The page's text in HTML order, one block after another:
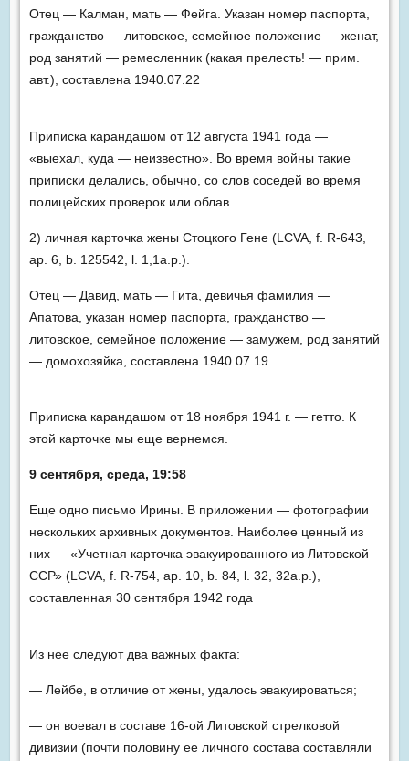
Отец — Калман, мать — Фейга. Указан номер паспорта,
гражданство — литовское, семейное положение — женат,
род занятий — ремесленник (какая прелесть! — прим.
авт.), составлена 1940.07.22
Приписка карандашом от 12 августа 1941 года —
«выехал, куда — неизвестно». Во время войны такие
приписки делались, обычно, со слов соседей во время
полицейских проверок или облав.
2) личная карточка жены Стоцкого Гене (LCVA, f. R-643,
ap. 6, b. 125542, l. 1,1a.p.).
Отец — Давид, мать — Гита, девичья фамилия —
Апатова, указан номер паспорта, гражданство —
литовское, семейное положение — замужем, род занятий
— домохозяйка, составлена 1940.07.19
Приписка карандашом от 18 ноября 1941 г. — гетто. К
этой карточке мы еще вернемся.
9 сентября, среда, 19:58
Еще одно письмо Ирины. В приложении — фотографии
нескольких архивных документов. Наиболее ценный из
них — «Учетная карточка эвакуированного из Литовской
ССР» (LCVA, f. R-754, ap. 10, b. 84, l. 32, 32a.p.),
составленная 30 сентября 1942 года
Из нее следуют два важных факта:
— Лейбе, в отличие от жены, удалось эвакуироваться;
— он воевал в составе 16-ой Литовской стрелковой
дивизии (почти половину ее личного состава составляли